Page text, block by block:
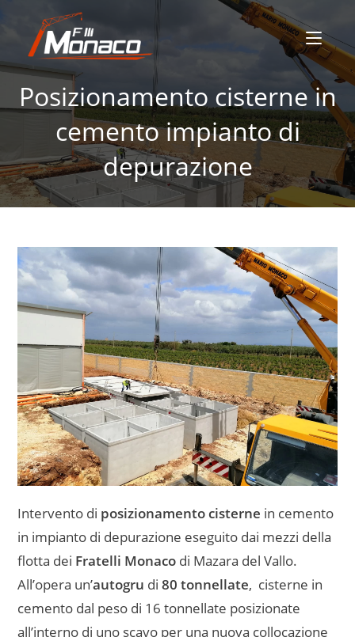
Posizionamento cisterne in
cemento impianto di
depurazione
Intervento di posizionamento cisterne in cemento
in impianto di depurazione eseguito dai mezzi della
flotta dei Fratelli Monaco di Mazara del Vallo.
All’opera un’autogru di80 tonnellate, cisterne in
cemento dal peso di 16 tonnellate posizionate
all’interno di uno scavo per una nuova collocazione